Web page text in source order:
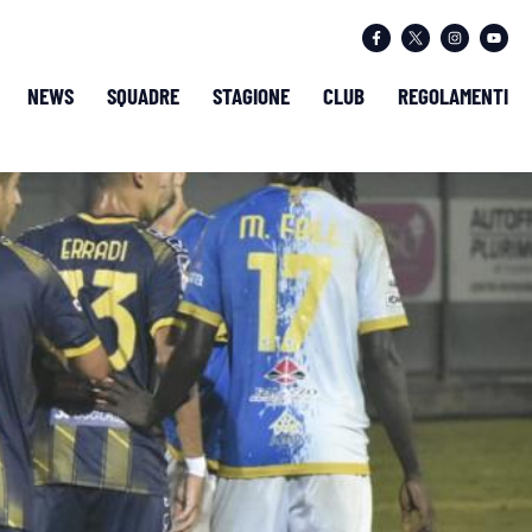
NEWS SQUADRE STAGIONE CLUB REGOLAMENTI